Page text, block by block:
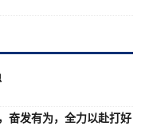
奋发有为，全力以赴打好